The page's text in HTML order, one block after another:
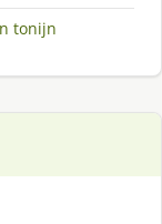
tonijn